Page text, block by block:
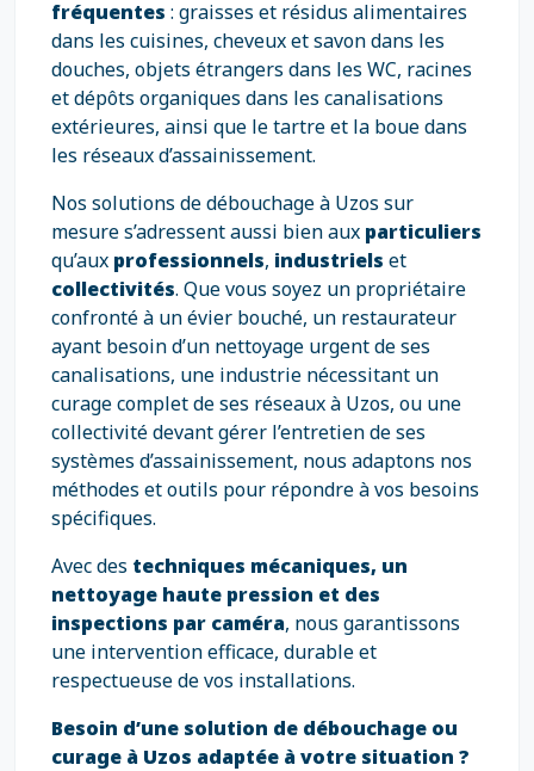
fréquentes : graisses et résidus alimentaires
dans les cuisines, cheveux et savon dans les
douches, objets étrangers dans les WC, racines
et dépôts organiques dans les canalisations
extérieures, ainsi que le tartre et la boue dans
les réseaux d’assainissement.
Nos solutions de débouchage à Uzos sur
mesure s’adressent aussi bien aux particuliers
qu’aux professionnels, industriels et
collectivités. Que vous soyez un propriétaire
confronté à un évier bouché, un restaurateur
ayant besoin d’un nettoyage urgent de ses
canalisations, une industrie nécessitant un
curage complet de ses réseaux à Uzos, ou une
collectivité devant gérer l’entretien de ses
systèmes d’assainissement, nous adaptons nos
méthodes et outils pour répondre à vos besoins
spécifiques.
Avec des techniques mécaniques, un
nettoyage haute pression et des
inspections par caméra, nous garantissons
une intervention efficace, durable et
respectueuse de vos installations.
Besoin d’une solution de débouchage ou
curage à Uzos adaptée à votre situation ?